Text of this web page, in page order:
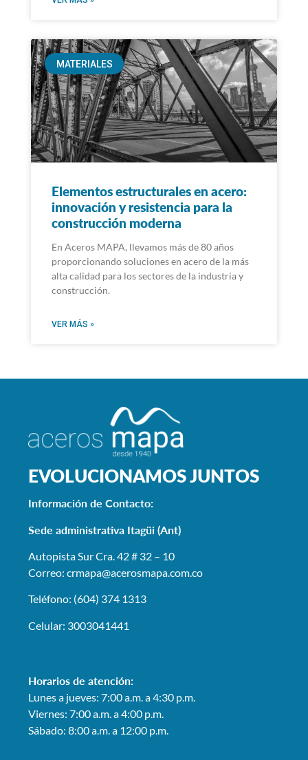
MATERIALES
Elementos estructurales en acero:
innovación y resistencia para la
construcción moderna
En Aceros MAPA, llevamos más de 80 años
proporcionando soluciones en acero de la más
alta calidad para los sectores de la industria y
construcción.
VER MÁS »
EVOLUCIONAMOS JUNTOS
Información de Contacto:
Sede administrativa Itagüi (Ant)
Autopista Sur Cra. 42 # 32 – 10
Correo: crmapa@acerosmapa.com.co
Teléfono: (604) 374 1313
Celular: 3003041441
Horarios de atención:
Lunes a jueves: 7:00 a.m. a 4:30 p.m.
Viernes: 7:00 a.m. a 4:00 p.m.
Sábado: 8:00 a.m. a 12:00 p.m.